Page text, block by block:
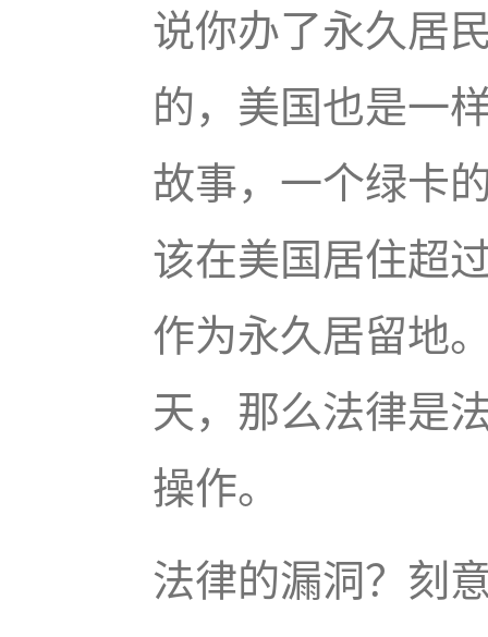
说你办了永久居
的，美国也是一
故事，一个绿卡
该在美国居住超
作为永久居留地
天，那么法律是
操作。
法律的漏洞？刻